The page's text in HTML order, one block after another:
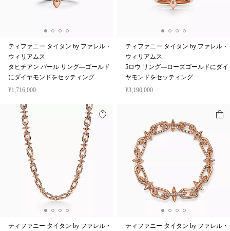
ティファニー タイタン by ファレル・
ウィリアムス
タヒチアン パール リング—ゴールド
にダイヤモンドをセッティング
¥1,716,000
ティファニー タイタン by ファレル・
ウィリアムス
5ロウ リング—ローズゴールドにダイ
ヤモンドをセッティング
¥3,190,000
ティファニー タイタン by ファレル・
ティファニー タイタン by ファレル・